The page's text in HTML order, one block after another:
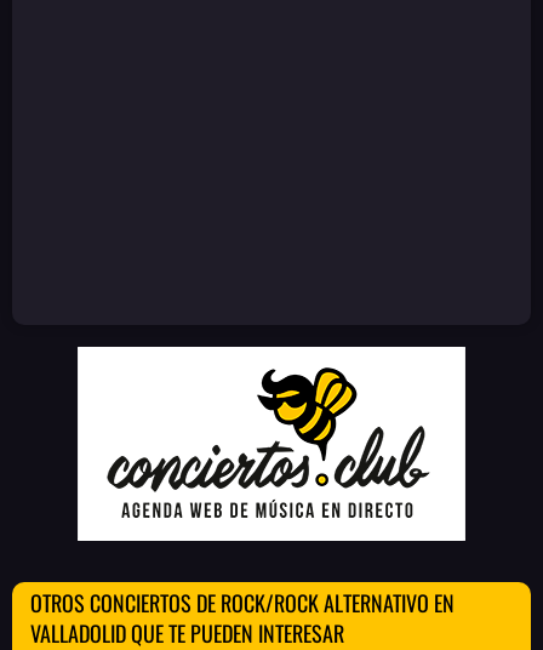
OTROS CONCIERTOS DE ROCK/ROCK ALTERNATIVO EN
VALLADOLID QUE TE PUEDEN INTERESAR